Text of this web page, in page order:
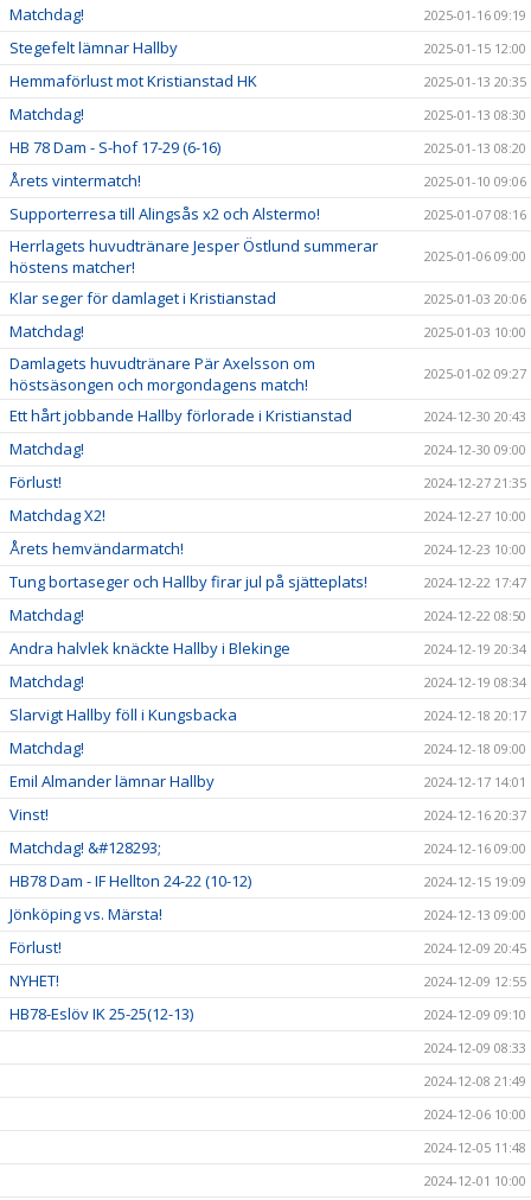
Matchdag! 2025-01-16 09:19
Stegefelt lämnar Hallby 2025-01-15 12:00
Hemmaförlust mot Kristianstad HK 2025-01-13 20:35
Matchdag! 2025-01-13 08:30
HB 78 Dam - S-hof 17-29 (6-16) 2025-01-13 08:20
Årets vintermatch! 2025-01-10 09:06
Supporterresa till Alingsås x2 och Alstermo! 2025-01-07 08:16
Herrlagets huvudtränare Jesper Östlund summerar
höstens matcher!
2025-01-06 09:00
Klar seger för damlaget i Kristianstad 2025-01-03 20:06
Matchdag! 2025-01-03 10:00
Damlagets huvudtränare Pär Axelsson om
höstsäsongen och morgondagens match!
2025-01-02 09:27
Ett hårt jobbande Hallby förlorade i Kristianstad 2024-12-30 20:43
Matchdag! 2024-12-30 09:00
Förlust! 2024-12-27 21:35
Matchdag X2! 2024-12-27 10:00
Årets hemvändarmatch! 2024-12-23 10:00
Tung bortaseger och Hallby firar jul på sjätteplats! 2024-12-22 17:47
Matchdag! 2024-12-22 08:50
Andra halvlek knäckte Hallby i Blekinge 2024-12-19 20:34
Matchdag! 2024-12-19 08:34
Slarvigt Hallby föll i Kungsbacka 2024-12-18 20:17
Matchdag! 2024-12-18 09:00
Emil Almander lämnar Hallby 2024-12-17 14:01
Vinst! 2024-12-16 20:37
Matchdag! &#128293; 2024-12-16 09:00
HB78 Dam - IF Hellton 24-22 (10-12) 2024-12-15 19:09
Jönköping vs. Märsta! 2024-12-13 09:00
Förlust! 2024-12-09 20:45
NYHET! 2024-12-09 12:55
HB78-Eslöv IK 25-25(12-13)
2024-12-09 09:10
2024-12-09 08:33
2024-12-08 21:49
2024-12-06 10:00
2024-12-05 11:48
2024-12-01 10:00